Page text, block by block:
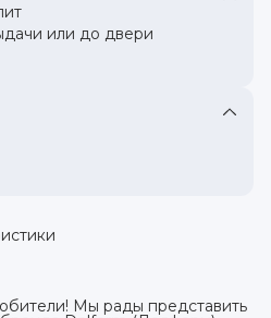
или до двери
Мы рады представить